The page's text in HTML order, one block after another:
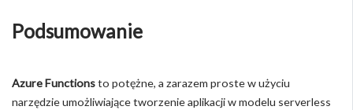
Podsumowanie
Azure Functionsto potężne, a zarazem proste w użyciu
narzędzie umożliwiające tworzenie aplikacji w modelu serverless